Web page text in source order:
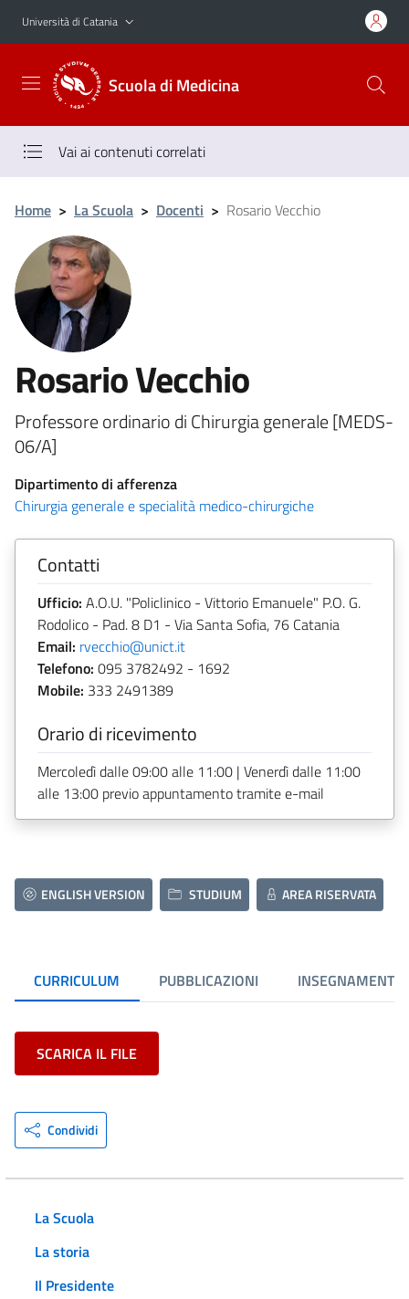
Vai al contenuto principale
Vai al menu di navigazione
Università di Catania
Scuola di Medicina
Vai ai contenuti correlati
Home > La Scuola > Docenti > Rosario Vecchio
Rosario Vecchio
Professore ordinario di Chirurgia generale [MEDS-
06/A]
Dipartimento di afferenza
Chirurgia generale e specialità medico-chirurgiche
Contatti
Ufficio: A.O.U. "Policlinico - Vittorio Emanuele" P.O. G.
Rodolico - Pad. 8 D1 - Via Santa Sofia, 76 Catania
Email: rvecchio@unict.it
Telefono: 095 3782492 - 1692
Mobile: 333 2491389
Orario di ricevimento
Mercoledì dalle 09:00 alle 11:00 | Venerdì dalle 11:00
alle 13:00 previo appuntamento tramite e-mail
ENGLISH VERSION STUDIUM AREA RISERVATA
CURRICULUM PUBBLICAZIONI INSEGNAMENTI
SCARICA IL FILE
Condividi
La Scuola
La storia
Il Presidente